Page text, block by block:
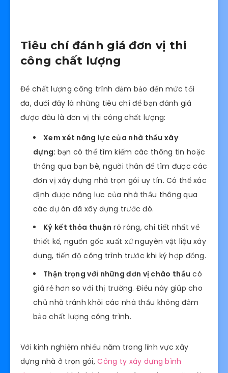
Tiêu chí đánh giá đơn vị thi
công chất lượng
Để chất lượng công trình đảm bảo đến mức tối
đa, dưới đây là những tiêu chí để bạn đánh giá
được đâu là đơn vị thi công chất lượng:
Xem xét năng lực của nhà thầu xây
dựng:
bạn có thể tìm kiếm các thông tin hoặc
thông qua bạn bè, người thân để tìm được các
đơn vị xây dựng nhà trọn gói uy tín. Có thể xác
định được năng lực của nhà thầu thông qua
các dự án đã xây dựng trước đó.
thiết kế, nguồn gốc xuất xứ nguyên vật liệu xây
dựng, tiến độ công trình trước khi ký hợp đồng.